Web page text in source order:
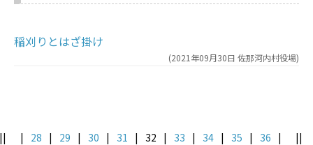
稲刈りとはざ掛け
(2021年09月30日 佐那河内村役場)
|| | 28 | 29 | 30 | 31 | 32 | 33 | 34 | 35 | 36 | ||